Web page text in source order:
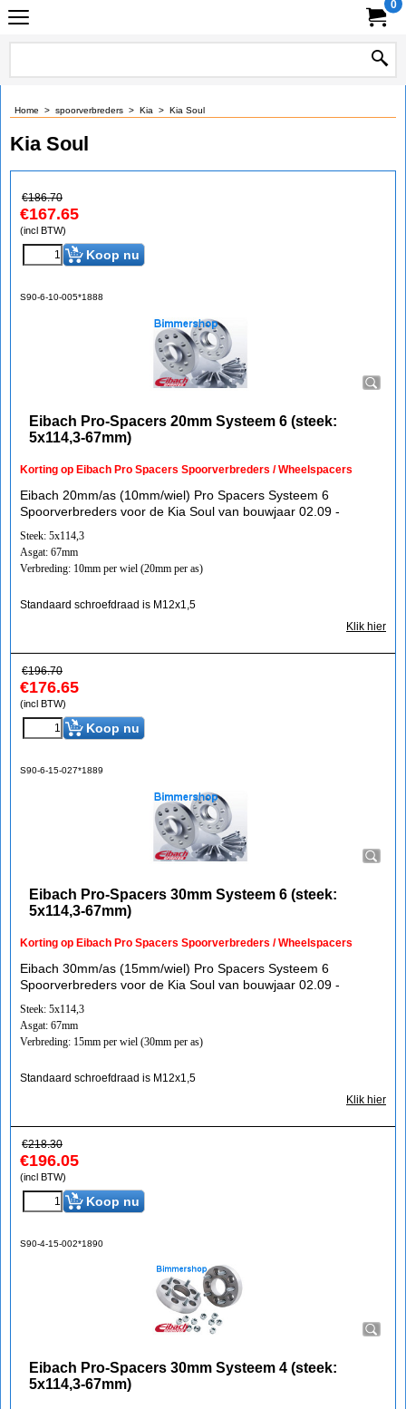
0
Home > spoorverbreders > Kia > Kia Soul
Kia Soul
€186.70
€167.65
(incl BTW)
Koop nu
S90-6-10-005*1888
Eibach Pro-Spacers 20mm Systeem 6 (steek:
5x114,3-67mm)
Korting op Eibach Pro Spacers Spoorverbreders / Wheelspacers
Eibach 20mm/as (10mm/wiel) Pro Spacers Systeem 6
Spoorverbreders voor de Kia Soul van bouwjaar 02.09 -
Steek: 5x114,3
Asgat: 67mm
Verbreding: 10mm per wiel (20mm per as)
Standaard schroefdraad is M12x1,5
Klik hier
€196.70
€176.65
(incl BTW)
Koop nu
S90-6-15-027*1889
Eibach Pro-Spacers 30mm Systeem 6 (steek:
5x114,3-67mm)
Korting op Eibach Pro Spacers Spoorverbreders / Wheelspacers
Eibach 30mm/as (15mm/wiel) Pro Spacers Systeem 6
Spoorverbreders voor de Kia Soul van bouwjaar 02.09 -
Steek: 5x114,3
Asgat: 67mm
Verbreding: 15mm per wiel (30mm per as)
Standaard schroefdraad is M12x1,5
Klik hier
€218.30
€196.05
(incl BTW)
Koop nu
S90-4-15-002*1890
Eibach Pro-Spacers 30mm Systeem 4 (steek:
5x114,3-67mm)